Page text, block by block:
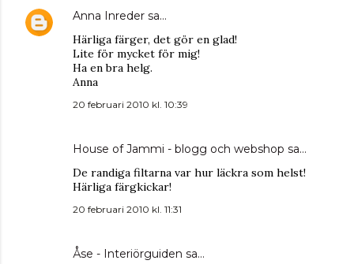
Anna Inreder sa…
Härliga färger, det gör en glad!
Lite för mycket för mig!
Ha en bra helg.
Anna
20 februari 2010 kl. 10:39
House of Jammi - blogg och webshop sa…
De randiga filtarna var hur läckra som helst!
Härliga färgkickar!
20 februari 2010 kl. 11:31
Åse - Interiörguiden sa…